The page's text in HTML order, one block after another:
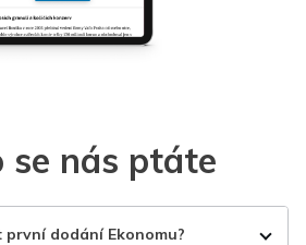
se nás ptáte
první dodání Ekonomu?